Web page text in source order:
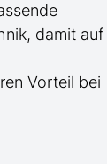
damit auf
Vorteil bei